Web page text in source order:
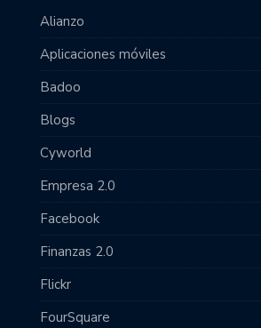
Alianzo
Aplicaciones móviles
Badoo
Blogs
Cyworld
Empresa 2.0
Facebook
Finanzas 2.0
Flickr
FourSquare